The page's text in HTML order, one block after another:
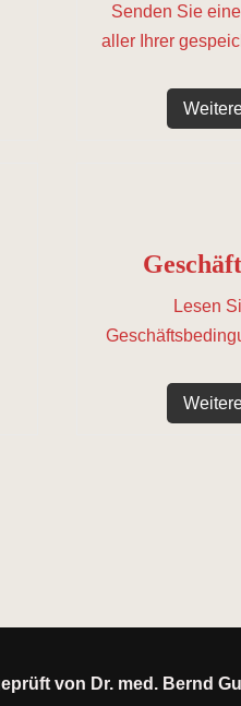
Senden Sie
aller Ihrer
Lesen
von Dr. med. Bernd